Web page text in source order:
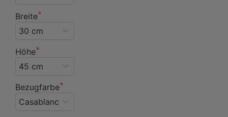
Breite
Höhe
Bezugfarbe